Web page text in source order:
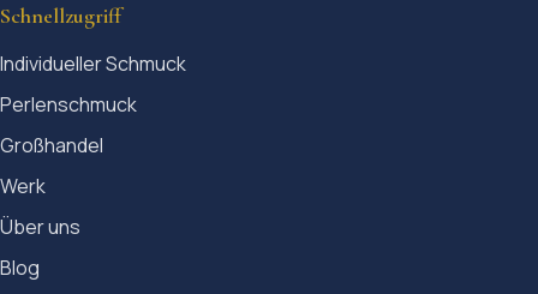
Schnellzugriff
Individueller Schmuck
Perlenschmuck
Großhandel
Werk
Über uns
Blog